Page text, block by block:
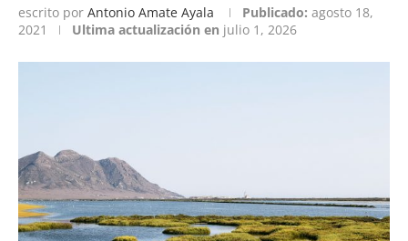
escrito por Antonio Amate Ayala Publicado: agosto 18,
2021
Ultima actualización en julio 1, 2026